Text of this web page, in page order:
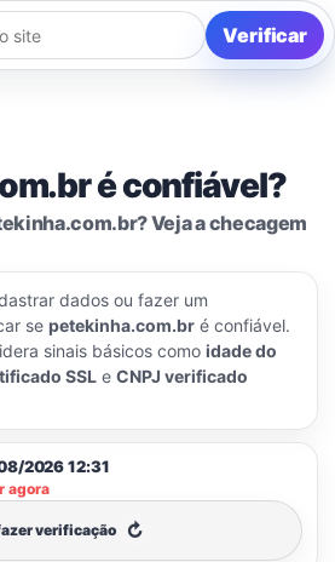
Verificar
é confiável?
Veja a checagem
dados ou fazer um
se petekinha.com.br é confiável.
sinais básicos como idade do
SSL e CNPJ verificado
2026 12:31
agora
verificação ↻